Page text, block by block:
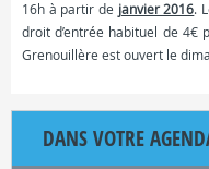
16h à partir de janvier 2016.
droit d’entrée habituel de 4€
Grenouillère est ouvert le
DANS VOTRE